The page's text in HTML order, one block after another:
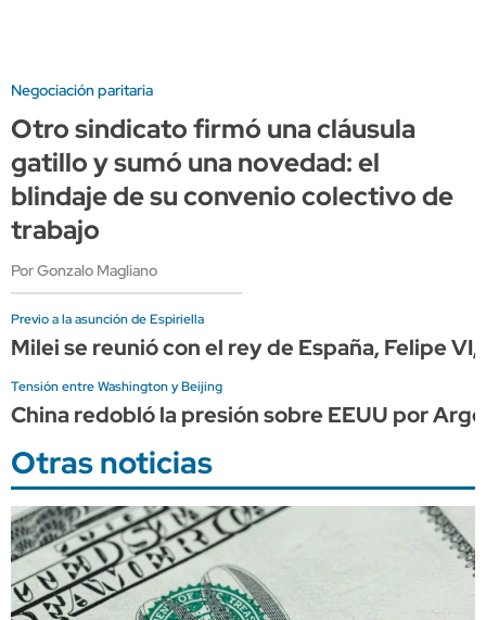
Negociación paritaria
Otro sindicato firmó una cláusula
gatillo y sumó una novedad: el
blindaje de su convenio colectivo de
trabajo
Por Gonzalo Magliano
Previo a la asunción de Espiriella
Milei se reunió con el rey de España, Felipe
Tensión entre Washington y Beijing
China redobló la presión sobre EEUU por
Otras noticias